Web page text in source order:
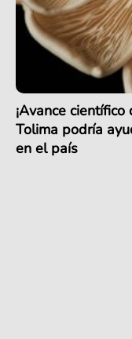
¡Avance
Tolima podría
en el país